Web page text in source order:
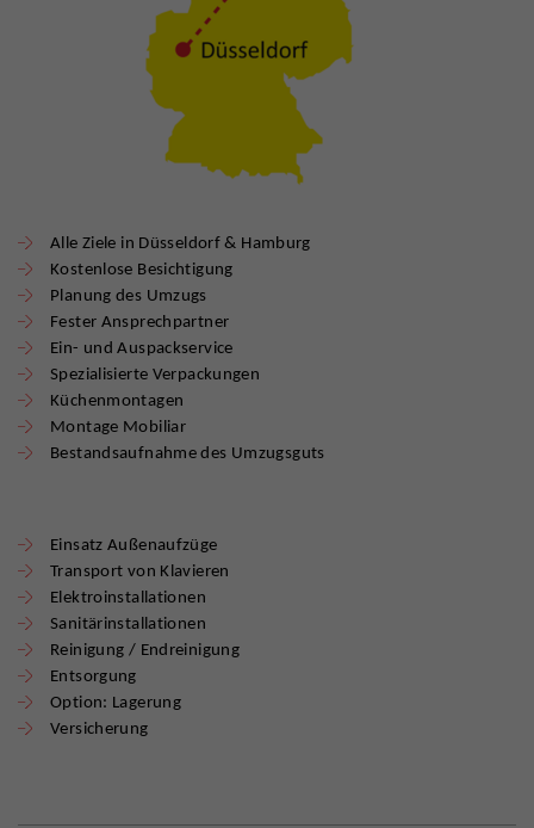
Alle Ziele in Düsseldorf & Hamburg
Kostenlose Besichtigung
Planung des Umzugs
Fester Ansprechpartner
Ein- und Auspackservice
Spezialisierte Verpackungen
Küchenmontagen
Montage Mobiliar
Bestandsaufnahme des Umzugsguts
Einsatz Außenaufzüge
Transport von Klavieren
Elektroinstallationen
Sanitärinstallationen
Reinigung / Endreinigung
Entsorgung
Option: Lagerung
Versicherung